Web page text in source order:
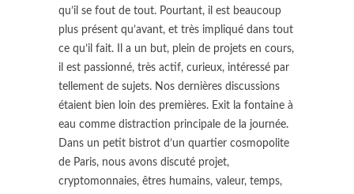
qu’il se fout de tout. Pourtant, il est beaucoup
plus présent qu’avant, et très impliqué dans tout
ce qu’il fait. Il a un but, plein de projets en cours,
il est passionné, très actif, curieux, intéressé par
tellement de sujets. Nos dernières discussions
étaient bien loin des premières. Exit la fontaine à
eau comme distraction principale de la journée.
Dans un petit bistrot d’un quartier cosmopolite
de Paris, nous avons discuté projet,
cryptomonnaies, êtres humains, valeur, temps,